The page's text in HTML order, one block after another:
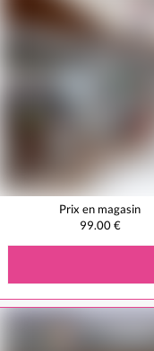
Prix en magasin
99.00 €